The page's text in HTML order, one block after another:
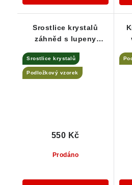
Srostlice krystalů
záhněd s lupeny
podložkový vzorek
Srostlice krystalů
Podložkový vzorek
Prodáno
550 Kč